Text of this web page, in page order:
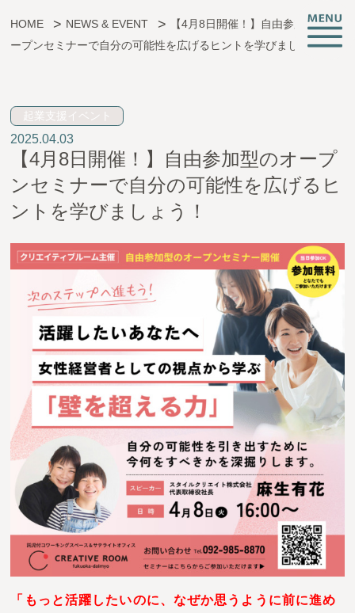
子育ても、仕事も、挑戦も。
CREATIVE ROOMとは
施設情報
支援サービス
起業相談・支援
オフィス支援
アクセス
お問い合わせ
HOME NEWS & EVENT
【4月8日開催！】自由参加型のオ
ープンセミナーで自分の可能性を広げるヒントを学びましょう！
起業支援イベント
2025.04.03
【4月8日開催！】自由参加型のオープ
ンセミナーで自分の可能性を広げるヒ
ントを学びましょう！
「もっと活躍したいのに、なぜか思うように前に進め